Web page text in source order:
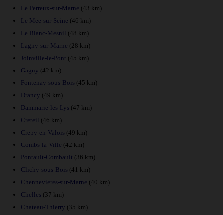
Le Perreux-sur-Marne (43 km)
Le Mee-sur-Seine (46 km)
Le Blanc-Mesnil (48 km)
Lagny-sur-Marne (28 km)
Joinville-le-Pont (45 km)
Gagny (42 km)
Fontenay-sous-Bois (45 km)
Drancy (49 km)
Dammarie-les-Lys (47 km)
Creteil (46 km)
Crepy-en-Valois (49 km)
Combs-la-Ville (42 km)
Pontault-Combault (36 km)
Clichy-sous-Bois (41 km)
Chennevieres-sur-Marne (40 km)
Chelles (37 km)
Chateau-Thierry (35 km)